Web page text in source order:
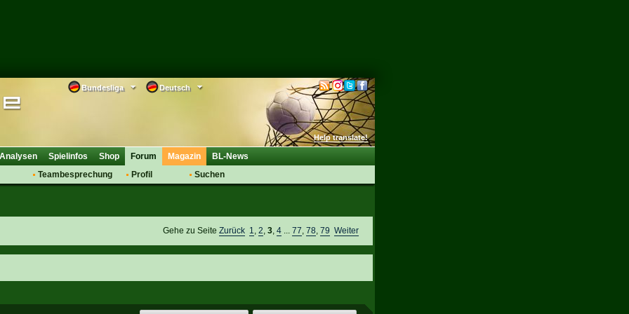
Deutsch
Bundesliga
Help translate!
Analysen Spielinfos Shop
Forum
Teambesprechung
Saisonübergang
Profil
Suchen
Magazin BL-News
Gehe zu SeiteZurück 1 ,2 ,3 ,4 ...77 ,78 ,79 Weiter